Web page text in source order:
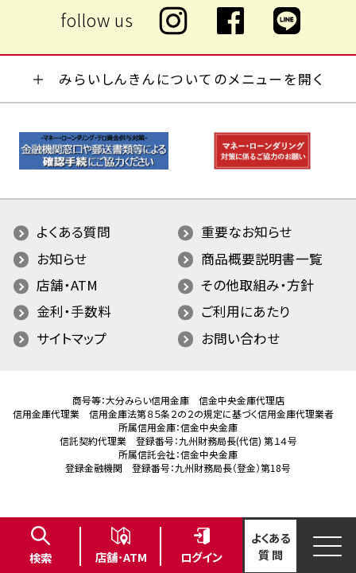
検索 店舗･ATM ログイン
よくある
質 問
みらいしんきんについてのメニューを開く
よくある質問
重要なお知らせ
お知らせ
商品概要説明書一覧
店舗・ATM
その他取組み・方針
金利・手数料
ご利用にあたり
サイトマップ
お問い合わせ
商号等：大分みらい信用金庫 信金中央金庫代理店
信用金庫代理業 信用金庫法第８５条２の２の規定に基づく信用金庫代理業者
所属信用金庫：信金中央金庫
信託契約代理業 登録番号：九州財務局長(代信) 第１４号
所属信託会社：信金中央金庫
登録金融機関 登録番号：九州財務局長（登金）第18号